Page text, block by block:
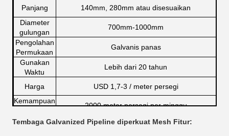
Panjang
140mm, 280mm atau disesuaikan
Diameter
gulungan
700mm-1000mm
Pengolahan
Permukaan
Galvanis panas
Gunakan
Waktu
Lebih dari 20 tahun
Harga
USD 1,7-3 / meter persegi
Kemampuan
2000 meter persegi per minggu
Tembaga Galvanized Pipeline diperkuat Mesh Fitur: